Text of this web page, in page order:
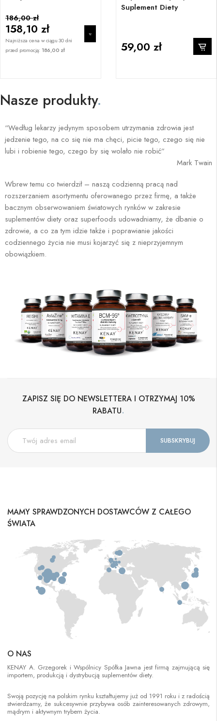
186,00 zł
158,10 zł
Najniższa cena w ciągu 30 dni
przed promocją: 186,00 zł
Suplement Diety
59,00 zł
Nasze produkty.
“Według lekarzy jedynym sposobem utrzymania zdrowia jest
jedzenie tego, na co się nie ma chęci, picie tego, czego się nie
lubi i robienie tego, czego by się wolało nie robić”
Mark Twain
Wbrew temu co twierdził – naszą codzienną pracą nad
rozszerzaniem asortymentu oferowanego przez firmę, a także
bacznym obserwowaniem światowych rynków w zakresie
suplementów diety oraz superfoods udowadniamy, że dbanie o
zdrowie, a co za tym idzie także i poprawianie jakości
codziennego życia nie musi kojarzyć się z nieprzyjemnym
obowiązkiem.
ZAPISZ SIĘ DO NEWSLETTERA I OTRZYMAJ 10%
RABATU.
MAMY SPRAWDZONYCH DOSTAWCÓW Z CAŁEGO
ŚWIATA
O NAS
KENAY A. Grzegorek i Wspólnicy Spółka Jawna jest firmą zajmującą się
importem, produkcją i dystrybucją suplementów diety.
Swoją pozycję na polskim rynku kształtujemy już od 1991 roku i z radością
stwierdzamy, że sukcesywnie przybywa osób zainteresowanych zdrowym,
mądrym i aktywnym trybem życia.